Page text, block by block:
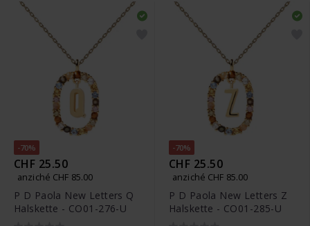
-70%
CHF 25.50
anziché CHF 85.00
P D Paola New Letters Q
Halskette - CO01-276-U
-70%
CHF 25.50
anziché CHF 85.00
P D Paola New Letters Z
Halskette - CO01-285-U